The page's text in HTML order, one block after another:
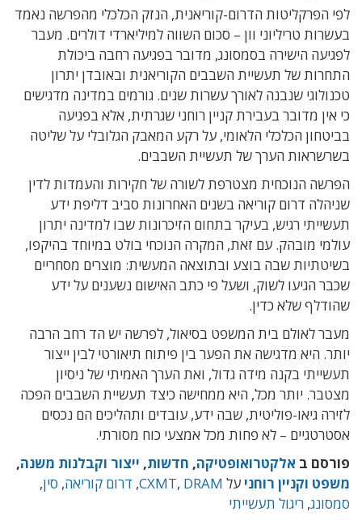
לפי הפרקליטות הדרום-קוריאנית, הנזק הכלכלי מהפרשה נאמד
בעשרות טריליוני וון – סכום השווה למיליארדי דולרים. מעבר
לפגיעה הישירה בסמסונג, מדובר בפגיעה רחבה ביכולת
התחרות של תעשיית השבבים הקוריאנית ובאובדן יתרון
טכנולוגי שנבנה לאורך עשרות שנים. גורמים במדינה מדגישים
כי אין מדובר בעבירת קניין רוחני שגרתית, אלא בפגיעה
בביטחון הכלכלי הלאומי, על רקע המאבק הגלובלי על שליטה
בשרשראות הערך של תעשיית השבבים.
הפרשה הנוכחית מצטרפת לשורה של חקירות והעמדות לדין
שניהלה דרום קוריאה בשנים האחרונות סביב דליפת ידע
תעשייתי רגיש, בעיקר בתחום הזיכרונות שבו למדינה יתרון
עולמי מובהק. עם זאת, המקרה הנוכחי בולט במיוחד בהיקפו,
בשיטתיות שבה בוצע ובתוצאה המעשית: מוצרים מסחריים
שכבר הגיעו לשוק, ושעל פי כתב האישום נשענים על ידע
שהודלף שלא כדין.
מעבר לאולם בית המשפט בסיאול, לפרשה יש הד רחב הרבה
יותר. היא מדגישה את הפער בין פיתוח תיאורטי לבין ייצור
תעשייתי בקנה מידה גדול, ואת הערך האמיתי של ניסיון
מצטבר. יותר מכל, היא ממחישה כיצד תעשיית השבבים הפכה
לזירה גיאו-פוליטית, שבה ידע, עובדים ותהליכים הם נכסים
אסטרטגיים – לא פחות מכל אמצעי כוח מסורתי.
פורסם ב אלקטרואופטיקה, חדשות, ייצור וקבלנות משנה,
משפט וקניין רוחני על CXMT, DRAM
, דרום קוריאה, סין,
סמסונג, ריגול תעשייתי